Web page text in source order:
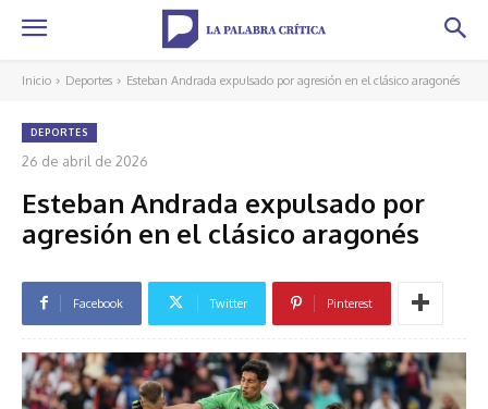
Inicio Deportes Esteban Andrada expulsado por agresión en el clásico aragonés
DEPORTES
26 de abril de 2026
Esteban Andrada expulsado por
agresión en el clásico aragonés
Facebook Twitter Pinterest